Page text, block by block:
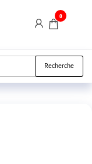
0
Recherche